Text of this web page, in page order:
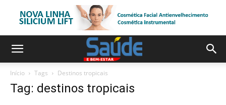
Início Tags Destinos tropicais
Tag: destinos tropicais